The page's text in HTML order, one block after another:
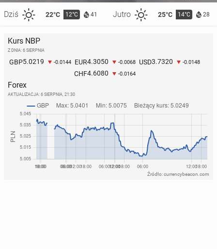
Dziś 22°C 12°C 41 Jutro 25°C 14°C 28
Kurs NBP
Z DNIA: 6 SIERPNIA
GBP5.0219 -0.0144 EUR4.3050 -0.0068 USD3.7320 -0.0148
CHF4.6080 -0.0164
Forex
AKTUALIZACJA: 6 SIERPNIA, 21:30
Źródło: currencybeacon.com